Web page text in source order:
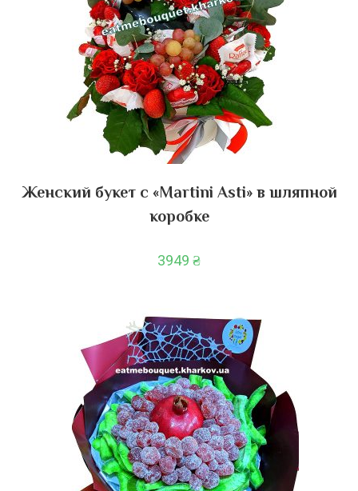
Женский букет с «Martini Asti» в шляпной
коробке
3949 ₴